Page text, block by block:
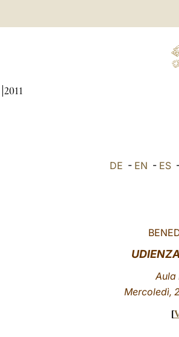
2011
DE - EN - ES
Aula
Mercoledì,
[